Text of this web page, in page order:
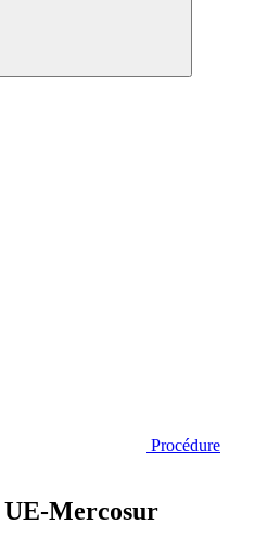
Procédure
Mercosur